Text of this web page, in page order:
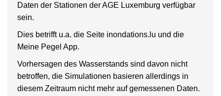
Daten der Stationen der AGE Luxemburg verfügbar
sein.
Dies betrifft u.a. die Seite inondations.lu und die
Meine Pegel App.
Vorhersagen des Wasserstands sind davon nicht
betroffen, die Simulationen basieren allerdings in
diesem Zeitraum nicht mehr auf gemessenen Daten.